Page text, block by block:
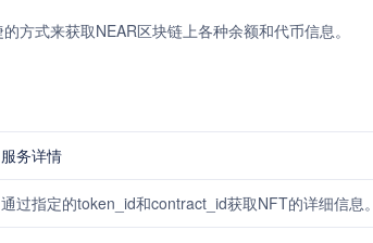
方式来获取NEAR区块链上各种余额和代币信息。
服务详情
通过指定的token_id和contract_id获取NFT的详细信息。